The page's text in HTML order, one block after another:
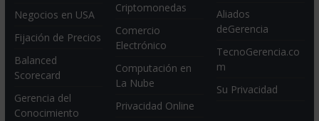
Negocios en USA
Fijación de Precios
Balanced
Scorecard
Gerencia del
Conocimiento
Criptomonedas
Comercio
Electrónico
Computación en
La Nube
Privacidad Online
Aliados
deGerencia
TecnoGerencia.co
m
Su Privacidad